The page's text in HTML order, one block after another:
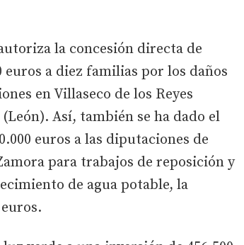
la concesión directa de
euros a diez familias por los daños
en Villaseco de los Reyes
Así, también se ha dado el
euros a las diputaciones de
para trabajos de reposición y
de agua potable, la